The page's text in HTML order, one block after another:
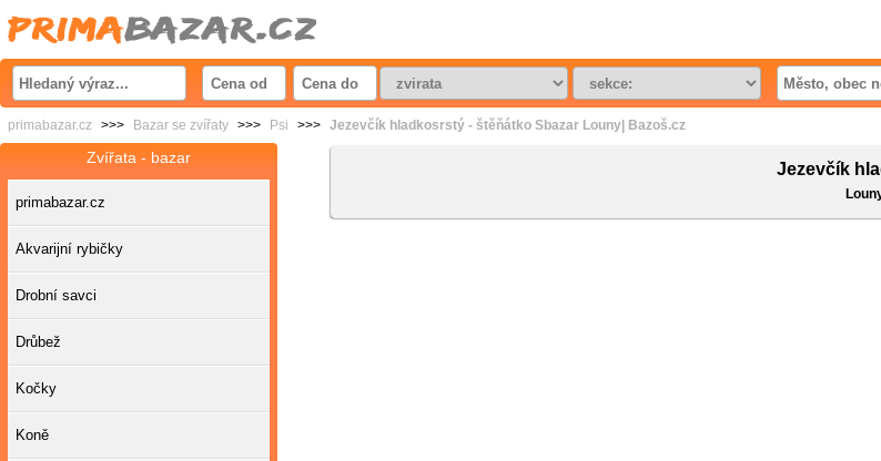
primabazar.cz >>> Bazar se zvířaty >>> Psi >>> Jezevčík hladkosrstý - štěňátko Sbazar Louny| Bazoš.cz
Jezevčík
Zvířata - bazar
primabazar.cz
Akvarijní rybičky
Drobní savci
Drůbež
Kočky
Koně